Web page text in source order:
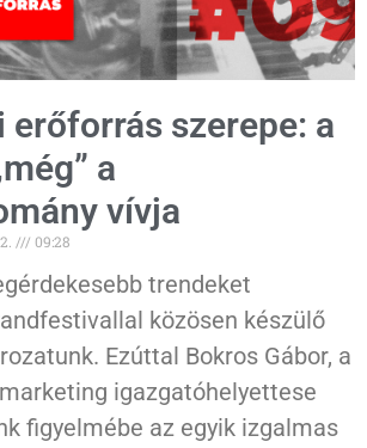
erőforrás szerepe: a
a
vívja
09:28
trendeket
közösen készülő
Ezúttal Bokros Gábor, a
igazgatóhelyettese
figyelmébe az egyik izgalmas